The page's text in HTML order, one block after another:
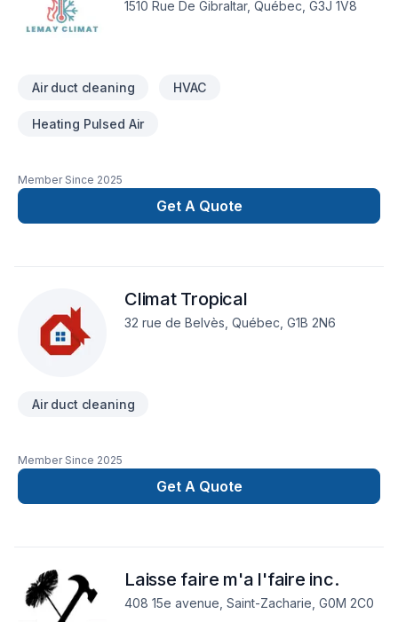
clients. Nous sommes impatients de collaborer avec vous
pour concrétiser votre projet.
1510 Rue De Gibraltar, Québec, G3J 1V8
Air duct cleaning HVAC
Heating Pulsed Air
Member Since 2025
Get A Quote
Climat Tropical
32 rue de Belvès, Québec, G1B 2N6
Air duct cleaning
Member Since 2025
Get A Quote
Laisse faire m'a l'faire inc.
408 15e avenue, Saint-Zacharie, G0M 2C0